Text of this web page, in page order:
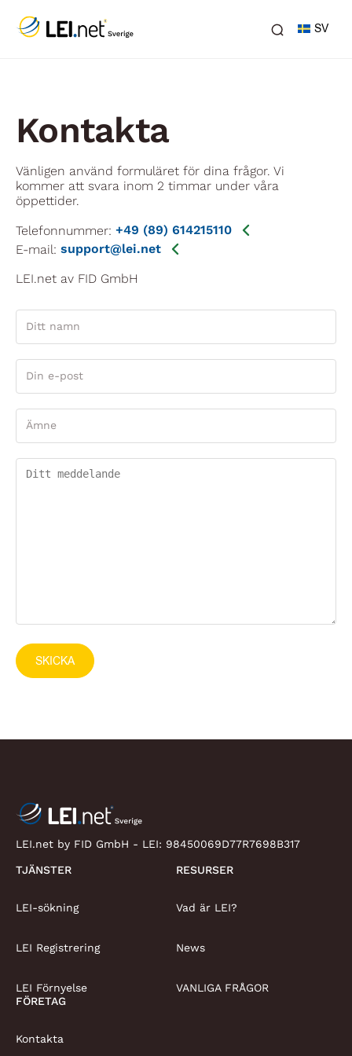
SV
Kontakta
Vänligen använd formuläret för dina frågor. Vi
kommer att svara inom 2 timmar under våra
öppettider.
Telefonnummer: +49 (89) 614215110
E-mail: support@lei.net
LEI.net av FID GmbH
LEI.net by FID GmbH - LEI: 98450069D77R7698B317
TJÄNSTER
LEI-sökning
LEI Registrering
LEI Förnyelse
RESURSER
Vad är LEI?
News
VANLIGA FRÅGOR
FÖRETAG
Kontakta